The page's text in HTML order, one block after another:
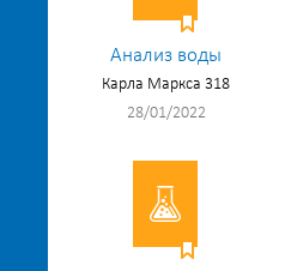
Анализ воды
Карла Маркса 318
28/01/2022